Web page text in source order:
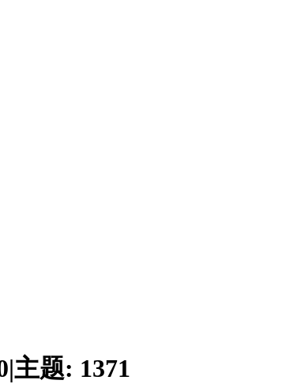
|主题: 1371